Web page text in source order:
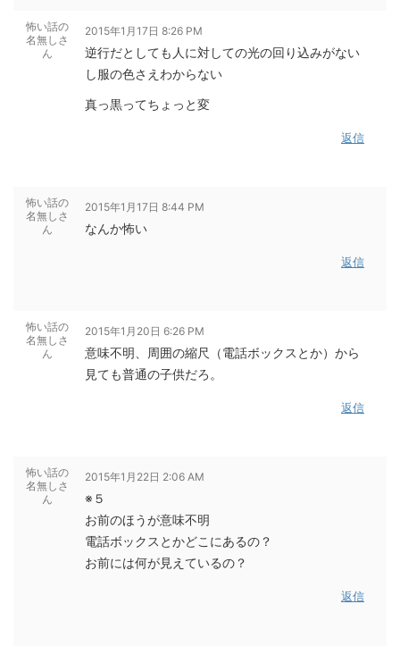
怖い話の
名無しさ
ん
2015年1月17日 8:26 PM
逆行だとしても人に対しての光の回り込みがない
し服の色さえわからない
真っ黒ってちょっと変
返信
怖い話の
名無しさ
ん
2015年1月17日 8:44 PM
なんか怖い
返信
怖い話の
名無しさ
ん
2015年1月20日 6:26 PM
意味不明、周囲の縮尺（電話ボックスとか）から
見ても普通の子供だろ。
返信
怖い話の
名無しさ
ん
2015年1月22日 2:06 AM
※５
お前のほうが意味不明
電話ボックスとかどこにあるの？
お前には何が見えているの？
返信